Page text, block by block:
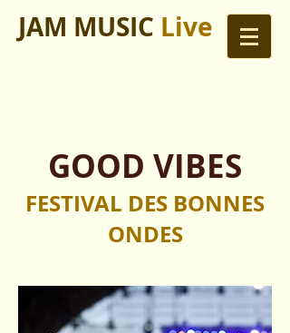
JAM MUSIC Live
GOOD VIBES
FESTIVAL DES BONNES
ONDES